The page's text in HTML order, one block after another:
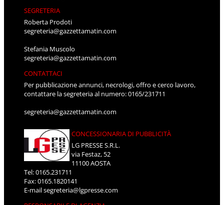
SEGRETERIA
Roberta Prodoti
segreteria@gazzettamatin.com
Stefania Muscolo
segreteria@gazzettamatin.com
CONTATTACI
Per pubblicazione annunci, necrologi, offro e cerco lavoro,
contattare la segreteria al numero: 0165/231711
segreteria@gazzettamatin.com
CONCESSIONARIA DI PUBBLICITÀ
LG PRESSE S.R.L.
via Festaz, 52
11100 AOSTA
Tel: 0165.231711
Fax: 0165.1820141
E-mailsegreteria@lgpresse.com